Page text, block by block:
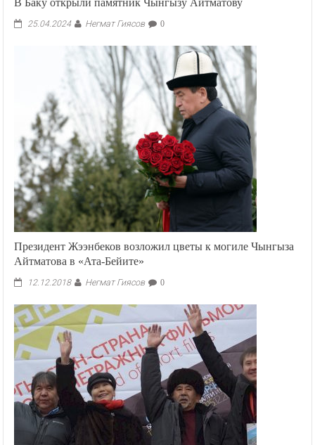
25.04.2024 Негмат Гиясов 0
Президент Жээнбеков возложил цветы к могиле Чынгыза
Айтматова в «Ата-Бейите»
12.12.2018 Негмат Гиясов 0